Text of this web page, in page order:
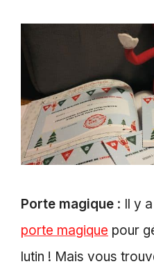
Porte magique : Il y
porte magique pour
lutin ! Mais vous